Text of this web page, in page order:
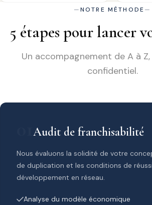
NOTRE MÉTHODE
5 étapes pour lancer
Un accompagnement de A à
confidentiel.
Audit de franchisabilité
Nous évaluons la solidité de votre
de duplication et les conditions de
développement en réseau.
Analyse du modèle économique